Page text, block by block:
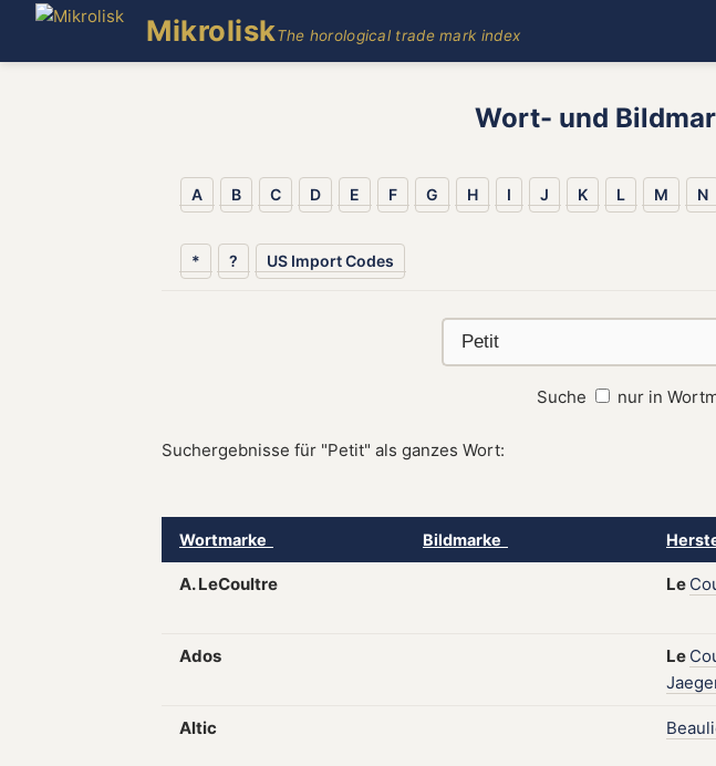
MikroliskThe horological trade mark index
Wort- und
A B C D E F G H I J K L M N
* ? US Import Codes
Suche nur in
Suchergebnisse für "Petit" als ganzes Wort:
Wortmarke Bildmarke
A. LeCoultre Le
Ados Le
Altic